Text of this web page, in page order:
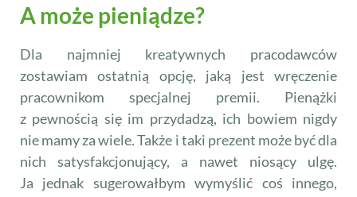
A może pieniądze?
Dla najmniej kreatywnych pracodawców
zostawiam ostatnią opcję, jaką jest wręczenie
pracownikom specjalnej premii. Pienążki
z pewnością się im przydadzą, ich bowiem nigdy
nie mamy za wiele. Także i taki prezent może być dla
nich satysfakcjonujący, a nawet niosący ulgę.
Ja jednak sugerowałbym wymyślić coś innego,